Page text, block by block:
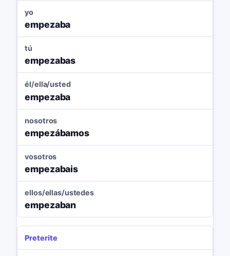
yo
empezaba
tú
empezabas
él/ella/usted
empezaba
nosotros
empezábamos
vosotros
empezabais
ellos/ellas/ustedes
empezaban
Preterite